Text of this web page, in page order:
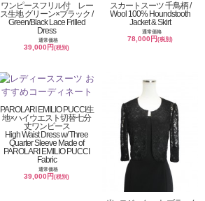
ワンピースフリル付 レー
ス生地 グリーン×ブラック /
Green/Black Lace Frilled
Dress
通常価格
39,000円(税別)
スカートスーツ 千鳥柄 /
Wool 100% Houndstooth
Jacket & Skirt
通常価格
78,000円(税別)
PAROLARI EMILIO PUCCI生
地×ハイウエスト切替七分
丈ワンピース
High Waist Dress w/ Three
Quarter Sleeve Made of
PAROLARI EMILIO PUCCI
Fabric
通常価格
39,000円(税別)